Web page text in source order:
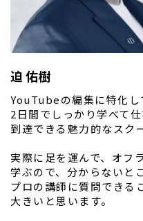
迫 佑樹
YouTubeの編集に特化し
2日間でしっかり学べて
到達できる魅力的なスク
実際に足を運んで、オフ
学ぶので、分からないと
プロの講師に質問できる
大きいと思います。